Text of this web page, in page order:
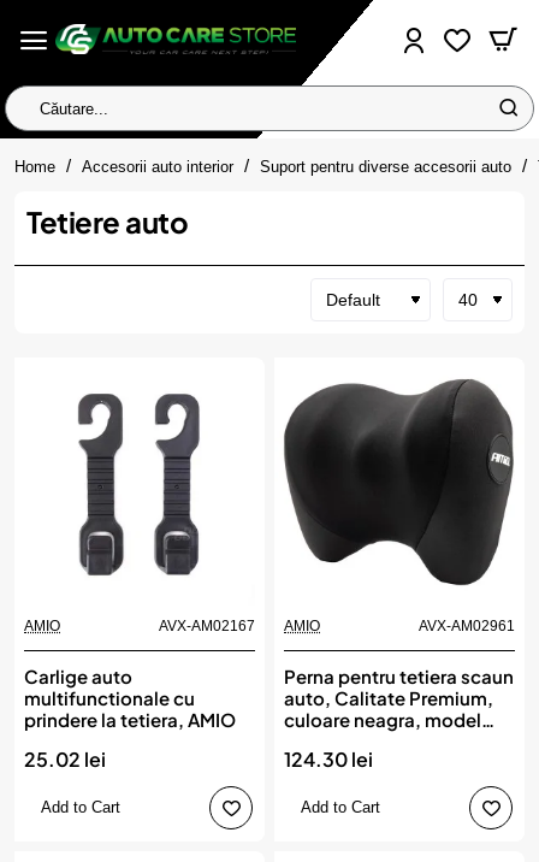
Căutare...
Home homeAccesorii auto interior Suport pentru diverse accesorii auto
Tetiere auto
AMIO AVX-AM02167
Carlige auto
multifunctionale cu
prindere la tetiera, AMIO
25.02 lei
Add to Cart
AMIO AVX-AM02961
Perna pentru tetiera scaun
auto, Calitate Premium,
culoare neagra, model
124.30 lei
Add to Cart